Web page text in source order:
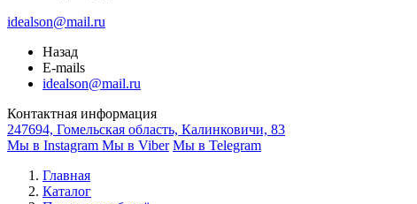
idealson@mail.ru
Назад
E-mails
idealson@mail.ru
Контактная информация
247694, Гомельская область, Калинковичи, 83
Мы в Instagram Мы в Viber Мы в Telegram
Главная
Каталог